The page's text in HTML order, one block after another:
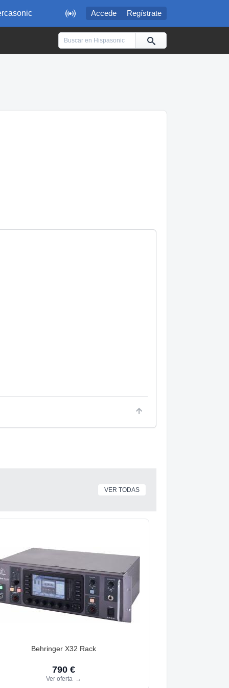
 Accede Regístrate
VER TODAS
Behringer X32 Rack
790 €
Ver oferta →